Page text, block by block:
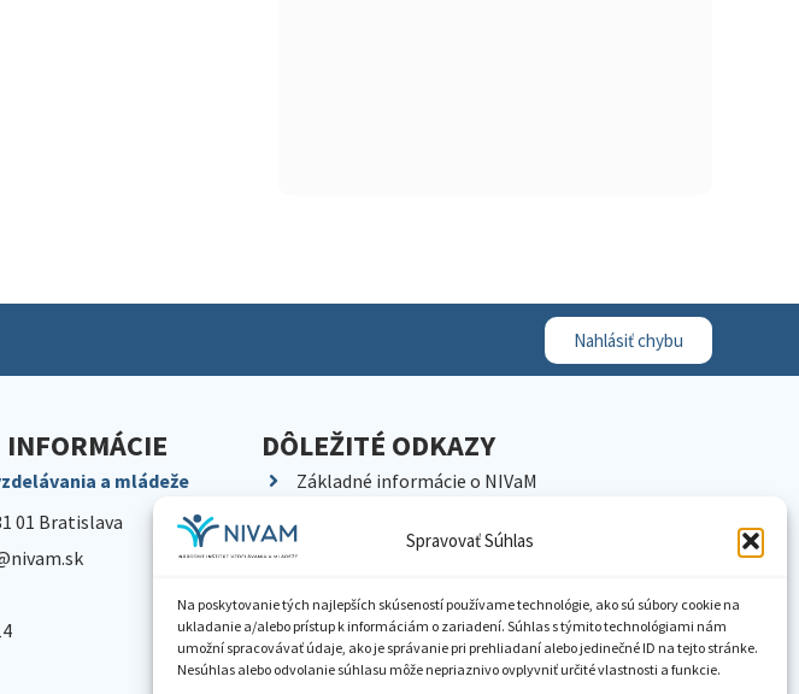
Spravovať Súhlas
Na poskytovanie tých najlepších skúseností používame technológie, ako sú súbory cookie na
ukladanie a/alebo prístup k informáciám o zariadení. Súhlas s týmito technológiami nám
umožní spracovávať údaje, ako je správanie pri prehliadaní alebo jedinečné ID na tejto stránke.
Nesúhlas alebo odvolanie súhlasu môže nepriaznivo ovplyvniť určité vlastnosti a funkcie.
Nahlásiť chybu
a mládeže
01 Bratislava
DÔLEŽITÉ ODKAZY
Základné informácie o NIVaM
Kariéra
Pracoviská NIVaM
Dokumenty inštitúcie